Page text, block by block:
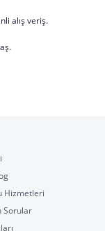
alış veriş.
Hizmetleri
Sorular